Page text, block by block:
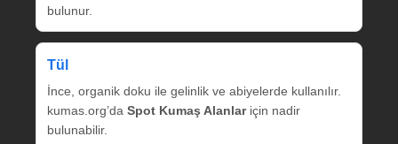
bulunur.
Tül
İnce, organik doku ile gelinlik ve abiyelerde kullanılır.
kumas.org’da Spot Kumaş Alanlariçin nadir
bulunabilir.